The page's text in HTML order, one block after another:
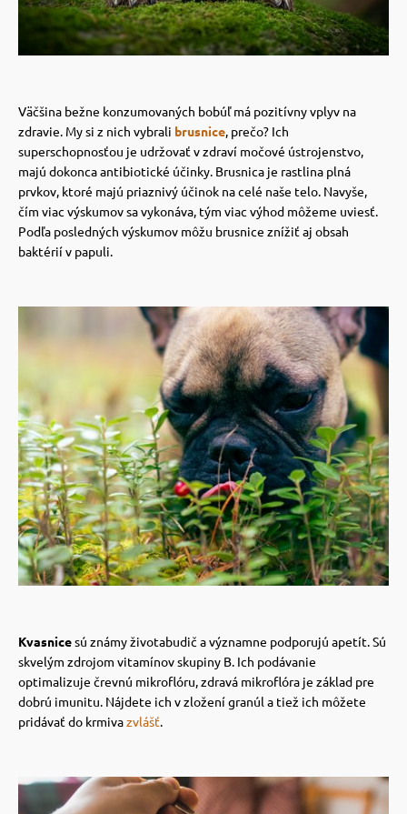
Väčšina bežne konzumovaných bobúľ má pozitívny vplyv na
zdravie. My si z nich vybrali brusnice, prečo? Ich
superschopnosťou je udržovať v zdraví močové ústrojenstvo,
majú dokonca antibiotické účinky. Brusnica je rastlina plná
prvkov, ktoré majú priaznivý účinok na celé naše telo. Navyše,
čím viac výskumov sa vykonáva, tým viac výhod môžeme uviesť.
Podľa posledných výskumov môžu brusnice znížiť aj obsah
baktérií v papuli.
Kvasnicesú známy životabudič a významne podporujú apetít. Sú
skvelým zdrojom vitamínov skupiny B. Ich podávanie
optimalizuje črevnú mikroflóru, zdravá mikroflóra je základ pre
dobrú imunitu. Nájdete ich v zložení granúl a tiež ich môžete
pridávať do krmivazvlášť